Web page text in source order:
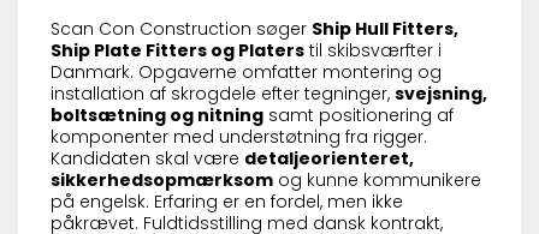
Scan Con Construction søger Ship Hull Fitters,
Ship Plate Fitters og Platers til skibsværfter i
Danmark. Opgaverne omfatter montering og
installation af skrogdele efter tegninger, svejsning,
boltsætning og nitning samt positionering af
komponenter med understøtning fra rigger.
Kandidaten skal være detaljeorienteret,
sikkerhedsopmærksom og kunne kommunikere
på engelsk. Erfaring er en fordel, men ikke
påkrævet. Fuldtidsstilling med dansk kontrakt,